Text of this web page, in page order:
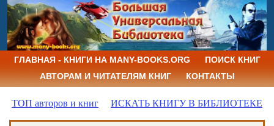
ГЛАВНАЯ - КНИГИ НА MANY-BOOKS.ORG
ПОИСК КНИГ
АВТОРАМ И ЧИТАТЕЛЯМ КНИГ
КОНТАКТЫ
ТОП авторов и книг ИСКАТЬ КНИГУ В БИБЛИОТЕКЕ